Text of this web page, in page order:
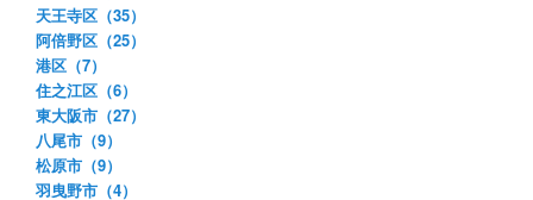
天王寺区（35）
阿倍野区（25）
港区（7）
住之江区（6）
東大阪市（27）
八尾市（9）
松原市（9）
羽曳野市（4）